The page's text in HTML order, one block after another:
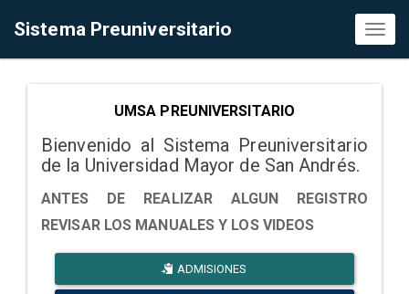
Sistema Preuniversitario
UMSA PREUNIVERSITARIO
Bienvenido al Sistema Preuniversitario
de la Universidad Mayor de San Andrés.
ANTES DE REALIZAR ALGUN REGISTRO
REVISAR LOS MANUALES Y LOS VIDEOS
ADMISIONES